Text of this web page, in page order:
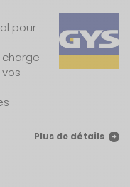
pour
vos
Plus de détails